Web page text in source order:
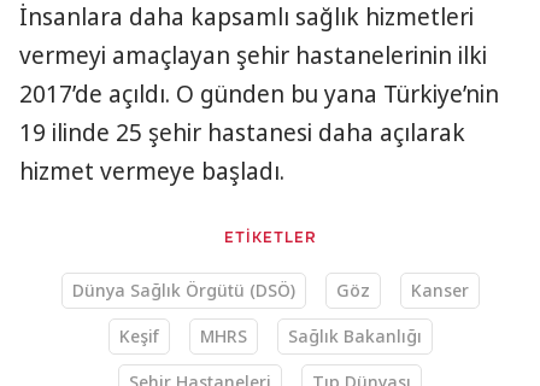
İnsanlara daha kapsamlı sağlık hizmetleri
vermeyi amaçlayan şehir hastanelerinin ilki
2017’de açıldı. O günden bu yana Türkiye’nin
19 ilinde 25 şehir hastanesi daha açılarak
hizmet vermeye başladı.
ETİKETLER
Dünya Sağlık Örgütü (DSÖ) Göz
Kanser
Keşif
MHRS
Sağlık Bakanlığı